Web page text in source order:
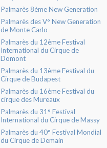
Palmarès 8ème New Generation
Palmarès des V° New Generation
de Monte Carlo
Palmarès du 12ème Festival
International du Cirque de
Domont
Palmarès du 13ème Festival du
Cirque de Budapest
Palmarès du 16ème Festival du
cirque des Mureaux
Palmarès du 31° Festival
International du Cirque de Massy
Palmarès du 40° Festival Mondial
du Cirque de Demain